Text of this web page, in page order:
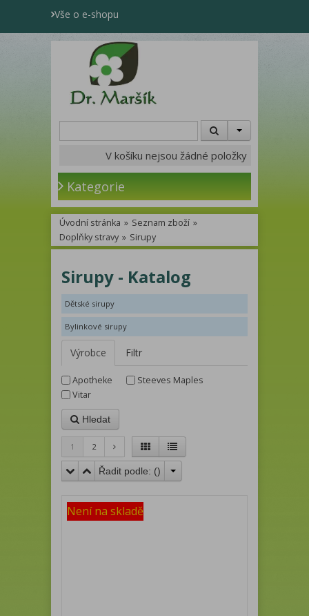
Vše o e-shopu
V košíku nejsou žádné položky
Kategorie
Úvodní stránka » Seznam zboží »
Doplňky stravy » Sirupy
Sirupy - Katalog
Dětské sirupy
Bylinkové sirupy
Výrobce Filtr
Apotheke
Steeves Maples
Vitar
Hledat
1 2
Řadit podle: ()
Není na skladě